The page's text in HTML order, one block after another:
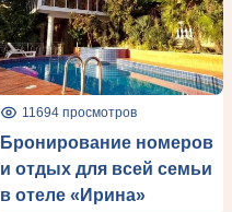
11694 просмотров
Бронирование номеров
и отдых для всей семьи
в отеле «Ирина»